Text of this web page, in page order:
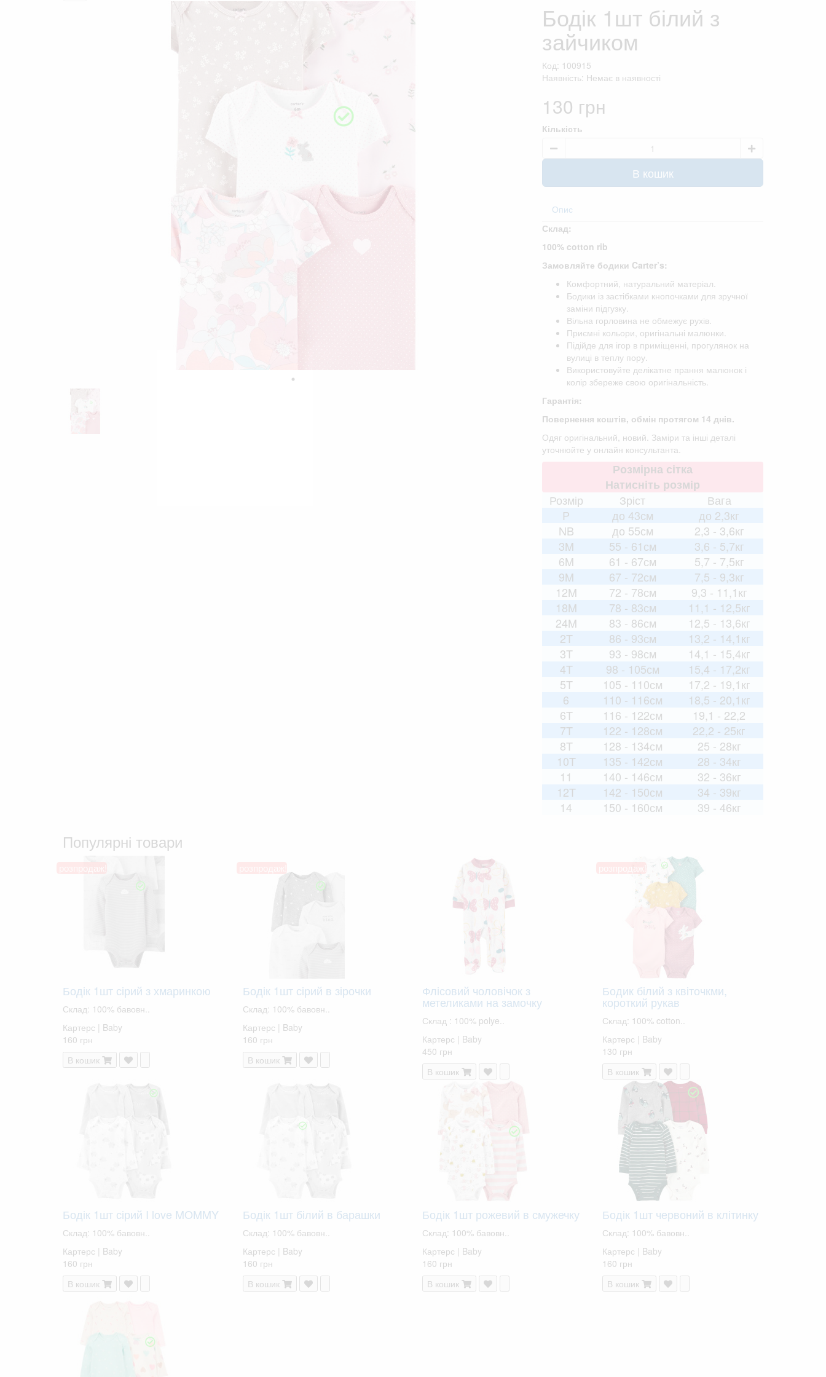
Бодік 1шт білий з
зайчиком
Код: 100915
Наявність: Немає в наявності
130 грн
Кількість
В кошик
Опис
Склад:
100% cotton rib
Замовляйте бодики Carter’s:
Комфортний, натуральний матеріал.
Бодики із застібками кнопочками для зручної
заміни підгузку.
Вільна горловина не обмежує рухів.
Приємні кольори, оригінальні малюнки.
Підійде для ігор в приміщенні, прогулянок на
вулиці в теплу пору.
Використовуйте делікатне прання малюнок і
колір збереже свою оригінальність.
Гарантія:
Повернення коштів, обмін протягом 14 днів.
Одяг оригінальний, новий. Заміри та інші деталі
уточнюйте у онлайн консультанта.
Розмірна сітка
Натисніть розмір
Розмір
Зріст
Вага
P
до 43см
до 2,3кг
NB
до 55см
2,3 - 3,6кг
3M
55 - 61см
3,6 - 5,7кг
6M
61 - 67см
5,7 - 7,5кг
9M
67 - 72см
7,5 - 9,3кг
12M
72 - 78см
9,3 - 11,1кг
18M
78 - 83см
11,1 - 12,5кг
24M
83 - 86см
12,5 - 13,6кг
2T
86 - 93см
13,2 - 14,1кг
3T
93 - 98см
14,1 - 15,4кг
4T
98 - 105см
15,4 - 17,2кг
5T
105 - 110см
17,2 - 19,1кг
6
110 - 116см
18,5 - 20,1кг
6T
116 - 122см
19,1 - 22,2
7T
122 - 128см
22,2 - 25кг
8T
128 - 134см
25 - 28кг
10T
135 - 142см
28 - 34кг
11
140 - 146см
32 - 36кг
12T
142 - 150см
34 - 39кг
14
150 - 160см 39 - 46кг
Популярні товари
Бодік 1шт сірий з хмаринкою
Склад: 100% бавовн..
Картерс | Baby
160 грн
В кошик
Бодік 1шт сірий в зірочки
Склад: 100% бавовн..
Картерс | Baby
160 грн
В кошик
Флісовий чоловічок з
метеликами на замочку
Склад : 100% polye..
Картерс | Baby
450 грн
В кошик
розпродаж!
Бодик білий з квіточкми,
короткий рукав
Склад: 100% cotton..
Картерс | Baby
130 грн
В кошик
Бодік 1шт сірий I love MOMMY
Склад: 100% бавовн..
Картерс | Baby
160 грн
В кошик
Бодік 1шт білий в барашки
Склад: 100% бавовн..
Картерс | Baby
160 грн
В кошик
Бодік 1шт рожевий в смужечку
Склад: 100% бавовн..
Картерс | Baby
160 грн
В кошик
Бодік 1шт червоний в клітинку
Склад: 100% бавовн..
Картерс | Baby
160 грн
В кошик